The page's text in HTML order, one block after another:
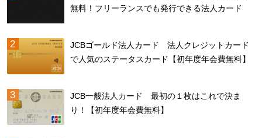
無料！フリーランスでも発行できる法人カード
JCBゴールド法人カード 法人クレジットカード
で人気のステータスカード【初年度年会費無料】
JCB一般法人カード 最初の１枚はこれで決ま
り！【初年度年会費無料】